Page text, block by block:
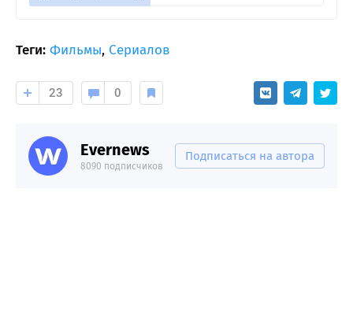
Теги: Фильмы, Сериалов
23 0
Evernews
8090 подписчиков
Подписаться на автора